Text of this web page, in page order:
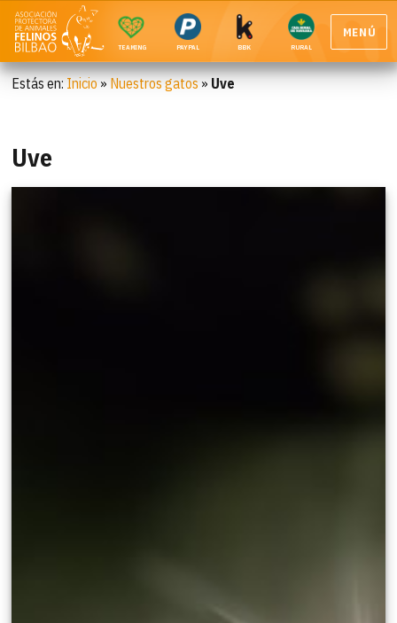
TEAMING PAYPAL BBK RURAL
MENÚ
Estás en: Inicio » Nuestros gatos » Uve
Uve